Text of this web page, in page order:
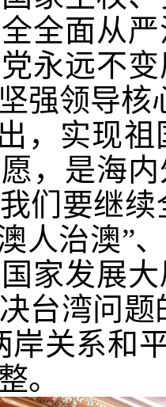
全面从
永远不
强领导核
，实现
，是海
们要继
人治澳”
家发展
台湾问
岸关系和
。